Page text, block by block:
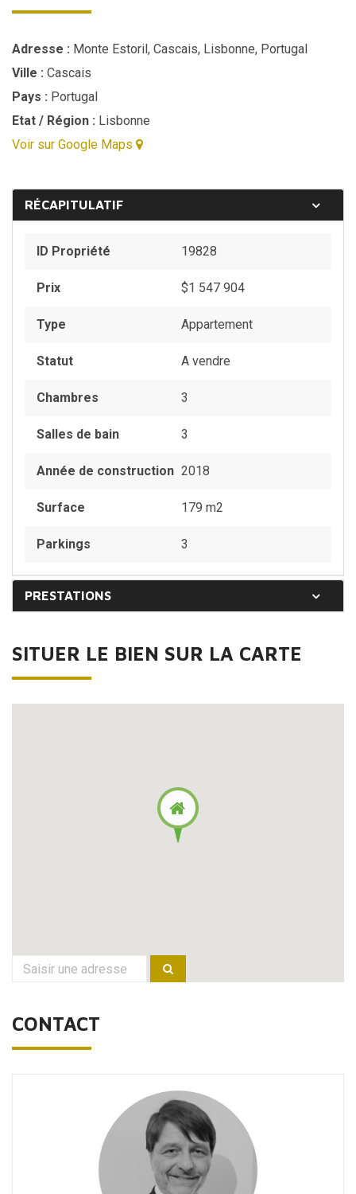
Adresse : Monte Estoril, Cascais, Lisbonne, Portugal
Ville : Cascais
Pays : Portugal
Etat / Région : Lisbonne
Voir sur Google Maps
RÉCAPITULATIF
ID Propriété 19828
Prix $1 547 904
Type Appartement
Statut A vendre
Chambres 3
Salles de bain 3
Année de construction 2018
Surface 179 m2
Parkings 3
PRESTATIONS
SITUER LE BIEN SUR LA CARTE
CONTACT